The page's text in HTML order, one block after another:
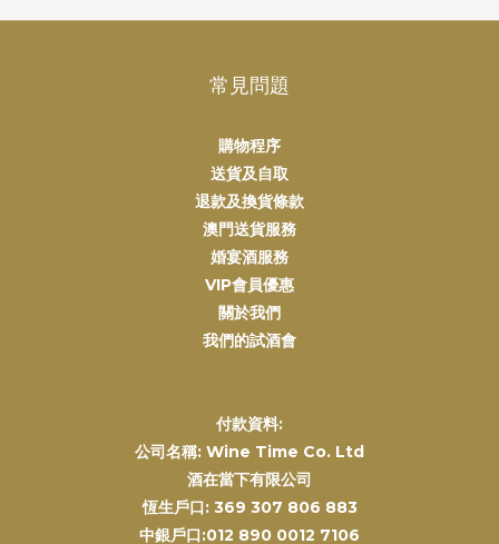
常見問題
購物程序
送貨及自取
退款及換貨條款
澳門送貨服務
婚宴酒服務
VIP會員優惠
關於我們
我們的試酒會
付款資料:
公司名稱: Wine Time Co. Ltd
酒在當下有限公司
恆生戶口: 369 307 806 883
中銀戶口:012 890 0012 7106